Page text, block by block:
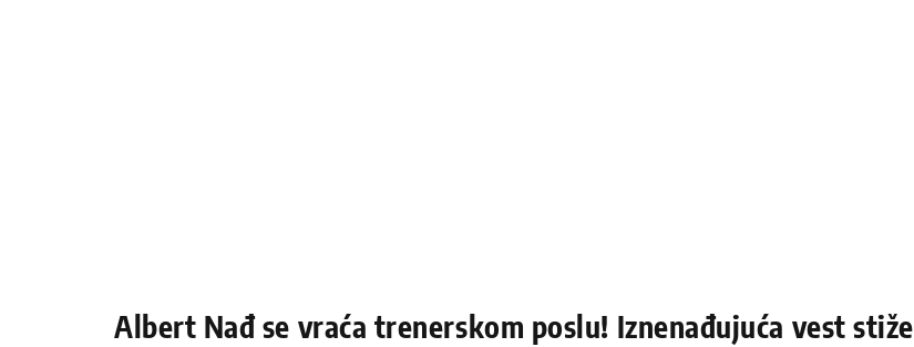
Albert Nađ se vraća trenerskom poslu! Iznenađujuća vest stiže